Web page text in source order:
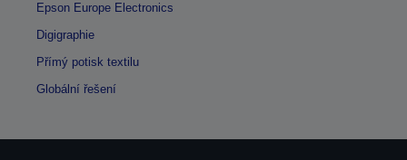
Epson Europe Electronics
Digigraphie
Přímý potisk textilu
Globální řešení